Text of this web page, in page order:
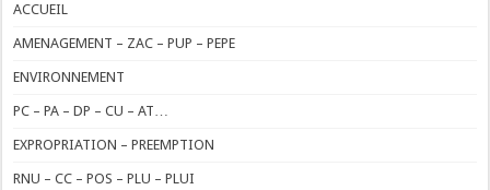
ACCUEIL
AMENAGEMENT – ZAC – PUP – PEPE
ENVIRONNEMENT
PC – PA – DP – CU – AT…
EXPROPRIATION – PREEMPTION
RNU – CC – POS – PLU – PLUI